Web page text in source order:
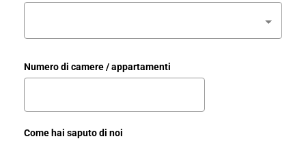
Numero di camere / appartamenti
Come hai saputo di noi